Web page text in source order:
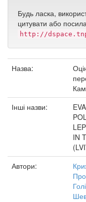
Будь ласка,
цитувати або
http://
Назва:
Інші назви:
IN
Автори: